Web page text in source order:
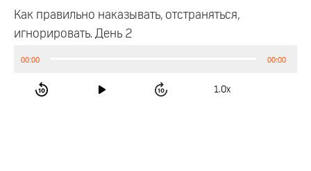
Как правильно наказывать, отстраняться,
игнорировать. День 2
Аудиоплеер
00:00 00:00
1.0x